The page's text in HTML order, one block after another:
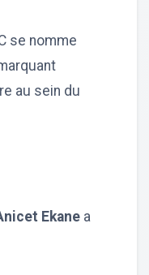
se nomme
au sein du
Ekane a